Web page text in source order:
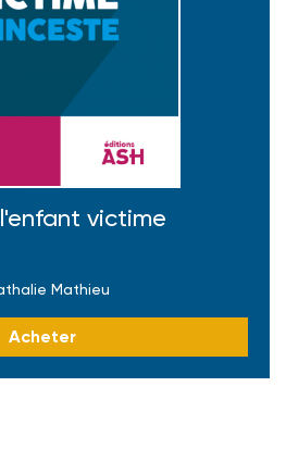
victime
Mathieu
Acheter